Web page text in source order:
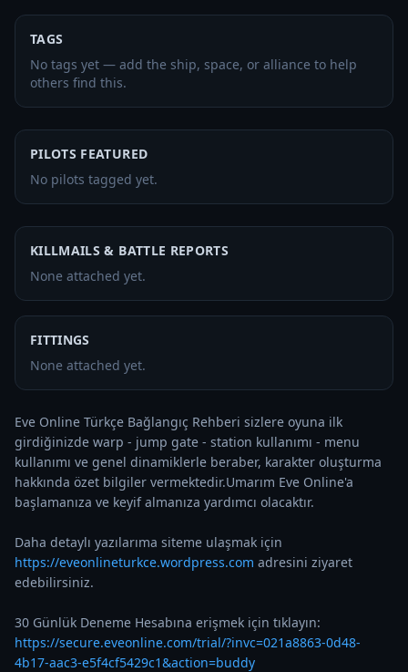
TAGS
No tags yet — add the ship, space, or alliance to help
others find this.
PILOTS FEATURED
No pilots tagged yet.
KILLMAILS & BATTLE REPORTS
None attached yet.
FITTINGS
None attached yet.
Eve Online Türkçe Bağlangıç Rehberi sizlere oyuna ilk
girdiğinizde warp - jump gate - station kullanımı - menu
kullanımı ve genel dinamiklerle beraber, karakter oluşturma
hakkında özet bilgiler vermektedir.Umarım Eve Online'a
başlamanıza ve keyif almanıza yardımcı olacaktır.
https://eveonlineturkce.wordpress.com adresini ziyaret
edebilirsiniz.
https://secure.eveonline.com/trial/?invc=021a8863-0d48-
4b17-aac3-e5f4cf5429c1&action=buddy